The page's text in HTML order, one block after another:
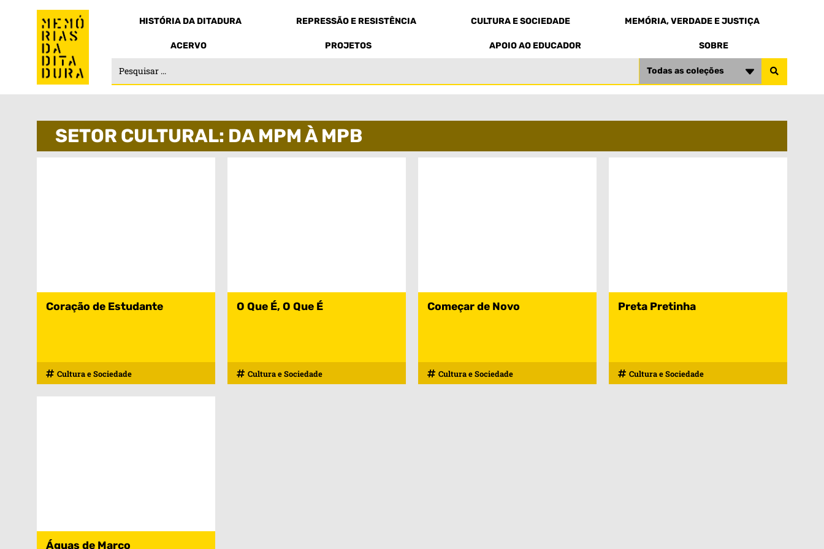
HISTÓRIA DA DITADURA REPRESSÃO E RESISTÊNCIA CULTURA E SOCIEDADE MEMÓRIA, VERDADE E JUSTIÇA
ACERVO PROJETOS APOIO AO EDUCADOR SOBRE
Todas as coleções
SETOR CULTURAL: DA MPM À MPB
Coração de Estudante
Cultura e Sociedade
O Que É, O Que É
Cultura e Sociedade
Começar de Novo
Cultura e Sociedade
Preta Pretinha
Cultura e Sociedade
Águas de Março